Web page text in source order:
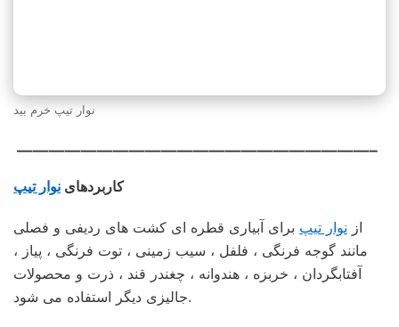
نوار تیپ خرم‌ بید
——————————————————————–
کاربردهای نوار تیپ
از نوار تیپ برای آبیاری قطره ای کشت های ردیفی و فصلی
مانند گوجه فرنگی ، فلفل ، سیب زمینی ، توت فرنگی ، پیاز ،
آفتابگردان ، خربزه ، هندوانه ، چغندر قند ، ذرت و محصولات
جالیزی دیگر استفاده می شود.